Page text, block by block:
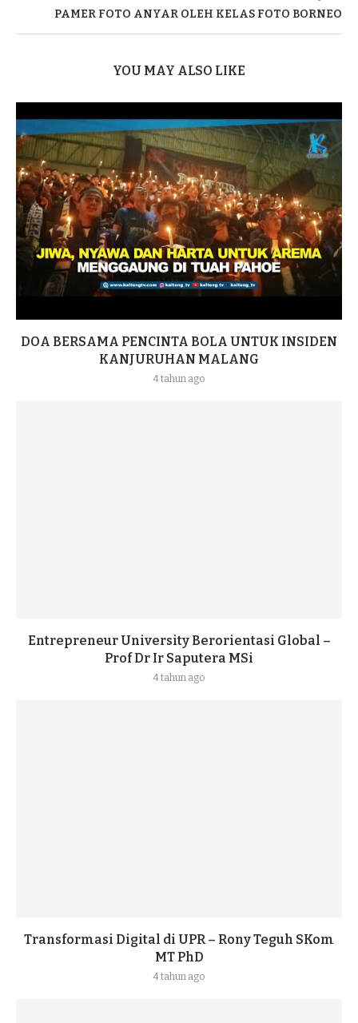
PAMER FOTO ANYAR OLEH KELAS FOTO BORNEO
YOU MAY ALSO LIKE
DOA BERSAMA PENCINTA BOLA UNTUK INSIDEN
KANJURUHAN MALANG
4 tahun ago
Entrepreneur University Berorientasi Global –
Prof Dr Ir Saputera MSi
4 tahun ago
Transformasi Digital di UPR – Rony Teguh SKom
MT PhD
4 tahun ago